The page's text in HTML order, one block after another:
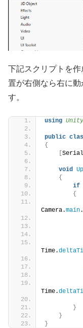
下記スクリプトを
置が右側なら右に
す。
using
public
{
[
void
{
if
{
Camera.main.
Time.
Time.
}
}
}